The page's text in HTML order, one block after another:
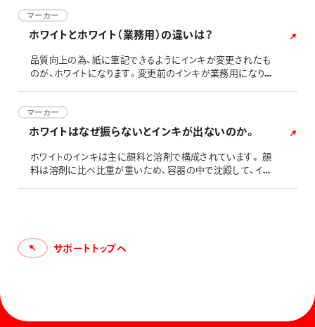
ップが取れなくなる恐れがあります。 製品保管時は、本体を
横向きの状態にして保管をお願いします。 できる限り期間を
す。
マーカー
ホワイトとホワイト（業務用）の違いは？
品質向上の為、紙に筆記できるようにインキが変更されたも
のが、ホワイトになります。変更前のインキが業務用になり、
マーカー
ホワイトはなぜ振らないとインキが出ないのか。
ホワイトのインキは主に顔料と溶剤で構成されています。 顔
料は溶剤に比べ比重が重いため、容器の中で沈殿して、イン
サポートトップへ